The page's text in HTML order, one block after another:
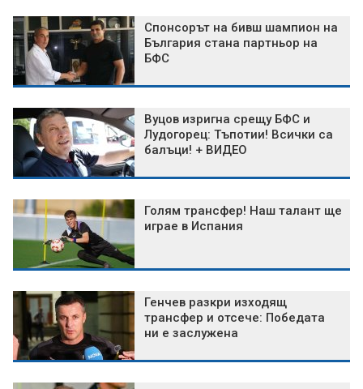
Спонсорът на бивш шампион на
България стана партньор на
БФС
Вуцов изригна срещу БФС и
Лудогорец: Тъпотии! Всички са
балъци! + ВИДЕО
Голям трансфер! Наш талант ще
играе в Испания
Генчев разкри изходящ
трансфер и отсече: Победата
ни е заслужена